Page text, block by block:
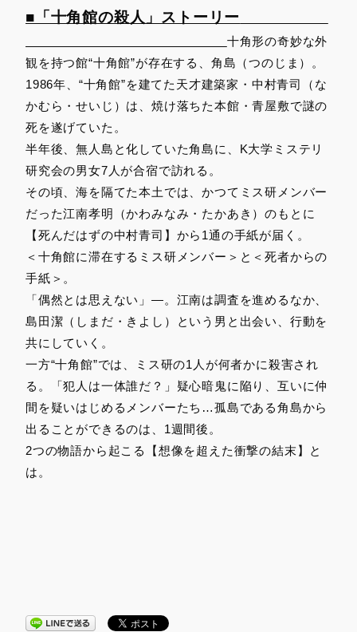
■「十角館の殺人」ストーリー
十角形の奇妙な外
観を持つ館“十角館”が存在する、角島（つのじま）。
1986年、“十角館”を建てた天才建築家・中村青司（な
かむら・せいじ）は、焼け落ちた本館・青屋敷で謎の
死を遂げていた。
半年後、無人島と化していた角島に、K大学ミステリ
研究会の男女7人が合宿で訪れる。
その頃、海を隔てた本土では、かつてミス研メンバー
だった江南孝明（かわみなみ・たかあき）のもとに
【死んだはずの中村青司】から1通の手紙が届く。
＜十角館に滞在するミス研メンバー＞と＜死者からの
手紙＞。
「偶然とは思えない」―。江南は調査を進めるなか、
島田潔（しまだ・きよし）という男と出会い、行動を
共にしていく。
一方“十角館”では、ミス研の1人が何者かに殺害され
る。「犯人は一体誰だ？」疑心暗鬼に陥り、互いに仲
間を疑いはじめるメンバーたち…孤島である角島から
出ることができるのは、1週間後。
2つの物語から起こる【想像を超えた衝撃の結末】と
は。